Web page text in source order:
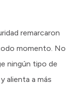
remarcaron
momento. No
ningún tipo de
alienta a más